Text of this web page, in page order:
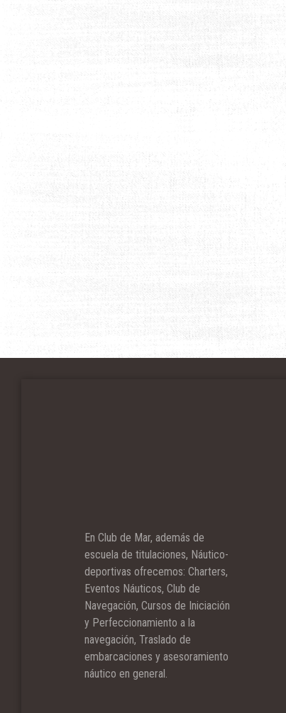
Navegación, Cursos de Iniciación
y Perfeccionamiento a la
navegación, Traslado de
embarcaciones y asesoramiento
náutico en general.